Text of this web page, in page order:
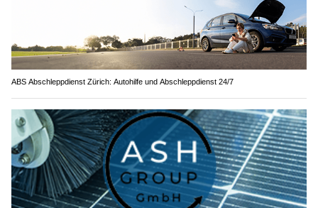
ABS Abschleppdienst Zürich: Autohilfe und Abschleppdienst 24/7